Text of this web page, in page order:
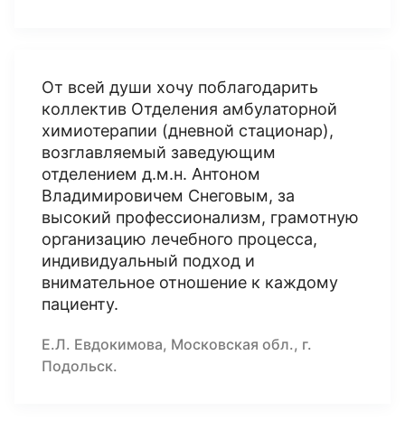
От всей души хочу поблагодарить
коллектив Отделения амбулаторной
химиотерапии (дневной стационар),
возглавляемый заведующим
отделением д.м.н. Антоном
Владимировичем Снеговым, за
высокий профессионализм, грамотную
организацию лечебного процесса,
индивидуальный подход и
внимательное отношение к каждому
пациенту.
Е.Л. Евдокимова, Московская обл., г.
Подольск.